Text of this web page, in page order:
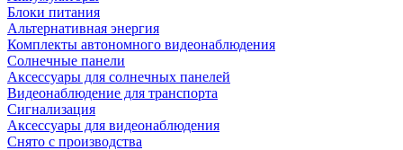
Блоки питания
Альтернативная энергия
Комплекты автономного видеонаблюдения
Солнечные панели
Аксессуары для солнечных панелей
Видеонаблюдение для транспорта
Сигнализация
Аксессуары для видеонаблюдения
Снято с производства